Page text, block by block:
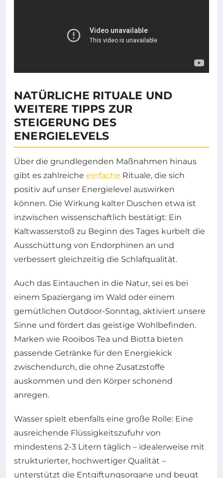
NATÜRLICHE RITUALE UND
WEITERE TIPPS ZUR
STEIGERUNG DES
ENERGIELEVELS
Über die grundlegenden Maßnahmen hinaus
gibt es zahlreiche einfache Rituale, die sich
positiv auf unser Energielevel auswirken
können. Die Wirkung kalter Duschen etwa ist
inzwischen wissenschaftlich bestätigt: Ein
Kaltwasserstoß zu Beginn des Tages kurbelt die
Ausschüttung von Endorphinen an und
verbessert gleichzeitig die Schlafqualität.
Auch das Eintauchen in die Natur, sei es bei
einem Spaziergang im Wald oder einem
gemütlichen Outdoor-Sonntag, aktiviert unsere
Sinne und fördert das geistige Wohlbefinden.
Marken wie Rooibos Tea und Biotta bieten
passende Getränke für den Energiekick
zwischendurch, die ohne Zusatzstoffe
auskommen und den Körper schonend
anregen.
Wasser spielt ebenfalls eine große Rolle: Eine
ausreichende Flüssigkeitszufuhr von
mindestens 2-3 Litern täglich – idealerweise mit
strukturierter, hochwertiger Qualität –
unterstützt die Entgiftungsorgane und beugt